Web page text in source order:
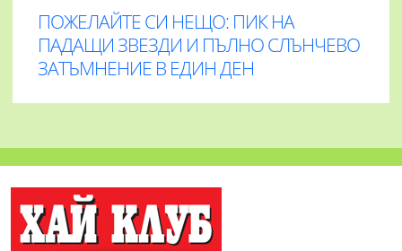
ПОЖЕЛАЙТЕ СИ НЕЩО: ПИК НА
ПАДАЩИ ЗВЕЗДИ И ПЪЛНО СЛЪНЧЕВО
ЗАТЪМНЕНИЕ В ЕДИН ДЕН